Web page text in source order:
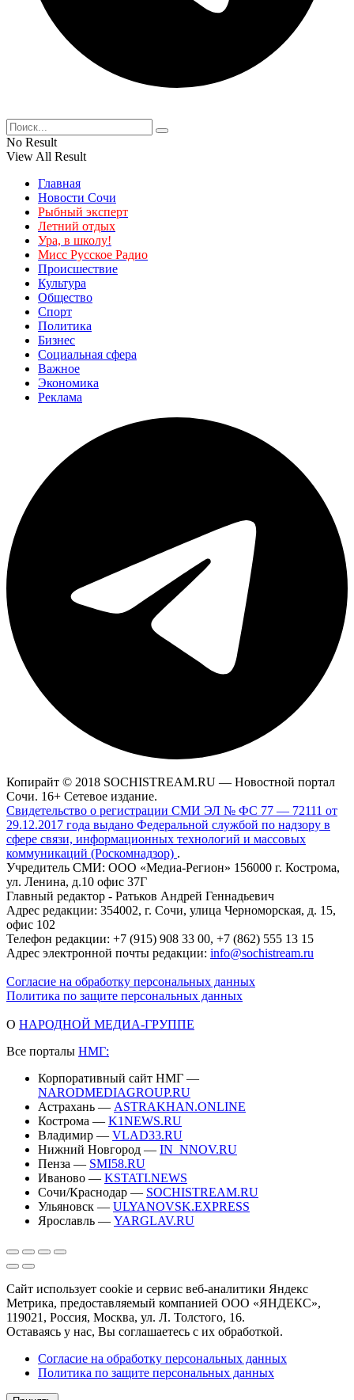
No Result
View All Result
Главная
Новости Сочи
Рыбный эксперт
Летний отдых
Ура, в школу!
Мисс Русское Радио
Происшествие
Культура
Общество
Спорт
Политика
Бизнес
Социальная сфера
Важное
Экономика
Реклама
Копирайт © 2018 SOCHISTREAM.RU — Новостной портал
Сочи. 16+ Сетевое издание.
Свидетельство о регистрации СМИ ЭЛ № ФС 77 — 72111 от
29.12.2017 года выдано Федеральной службой по надзору в
сфере связи, информационных технологий и массовых
коммуникаций (Роскомнадзор) .
Учредитель СМИ: ООО «Медиа-Регион» 156000 г. Кострома,
ул. Ленина, д.10 офис 37Г
Главный редактор - Ратьков Андрей Геннадьевич
Адрес редакции: 354002, г. Сочи, улица Черноморская, д. 15,
офис 102
Телефон редакции: +7 (915) 908 33 00, +7 (862) 555 13 15
Адрес электронной почты редакции: info@sochistream.ru
Согласие на обработку персональных данных
Политика по защите персональных данных
О НАРОДНОЙ МЕДИА-ГРУППЕ
Все порталы НМГ:
Корпоративный сайт НМГ —
NARODMEDIAGROUP.RU
Астрахань — ASTRAKHAN.ONLINE
Кострома — K1NEWS.RU
Владимир — VLAD33.RU
Нижний Новгород — IN_NNOV.RU
Пенза — SMI58.RU
Иваново — KSTATI.NEWS
Сочи/Краснодар — SOCHISTREAM.RU
Ульяновск — ULYANOVSK.EXPRESS
Ярославль — YARGLAV.RU
Сайт использует cookie и сервис веб-аналитики Яндекс
Метрика, предоставляемый компанией ООО «ЯНДЕКС»,
119021, Россия, Москва, ул. Л. Толстого, 16.
Оставаясь у нас, Вы соглашаетесь с их обработкой.
Согласие на обработку персональных данных
Политика по защите персональных данных